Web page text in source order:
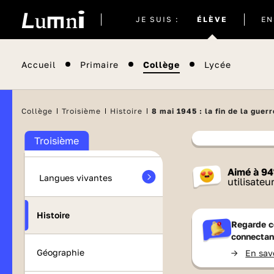
JE SUIS : ÉLÈVE
actuel
Accueil Primaire Collège Lycée
Collège Troisième Histoire 8 mai 1945 : la fin de la
Troisième
Brevet 2026
Orientation
Français
Langues vivantes
Histoire
Géographie
France
Aimé à94
Regarde
-> En